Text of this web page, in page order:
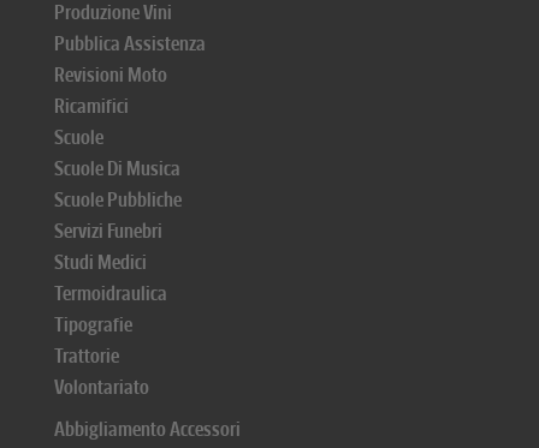
Produzione Vini
Pubblica Assistenza
Revisioni Moto
Ricamifici
Scuole
Scuole Di Musica
Scuole Pubbliche
Servizi Funebri
Studi Medici
Termoidraulica
Tipografie
Trattorie
Volontariato
Abbigliamento Accessori